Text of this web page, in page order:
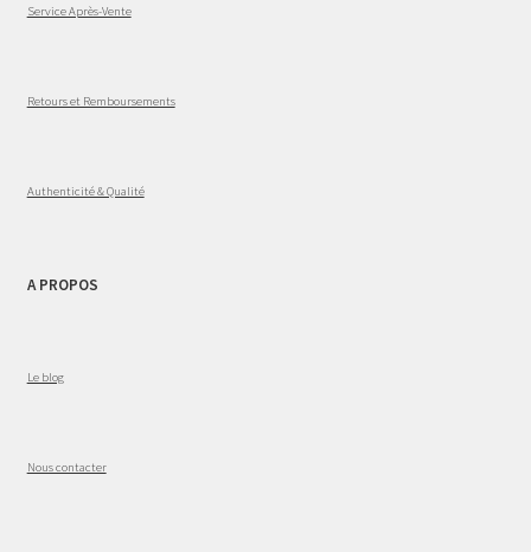
Service Après-Vente
Retours et Remboursements
Authenticité & Qualité
A PROPOS
Le blog
Nous contacter